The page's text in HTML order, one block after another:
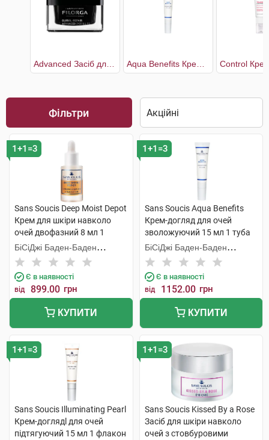
Фільтри
1+1=3
Sans Soucis Deep Moist Depot
Крем для шкіри навколо
очей двофазний 8 мл 1
флакон
БіСіДжі Баден-Баден
Косметікс Груп Гмбх
Є в наявності
від 899.00 грн
КУПИТИ
1+1=3
Sans Soucis Aqua Benefits
Крем-догляд для очей
зволожуючий 15 мл 1 туба
БіСіДжі Баден-Баден
Косметікс Груп Гмбх
Є в наявності
від 1152.00 грн
КУПИТИ
1+1=3
Sans Soucis Illuminating Pearl
Крем-доглядl для очей
підтягуючий 15 мл 1 флакон
1+1=3
Sans Soucis Kissed By a Rose
Засіб для шкіри навколо
очей з стовбуровими